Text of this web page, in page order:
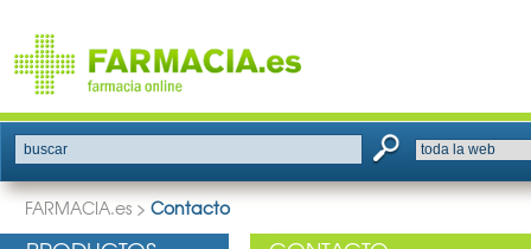
buscar
FARMACIA.es > Contacto